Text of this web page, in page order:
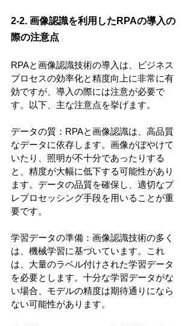
2-2. 画像認識を利用したRPAの導入の
際の注意点
RPAと画像認識技術の導入は、ビジネス
プロセスの効率化と精度向上に非常に有
効ですが、導入の際には注意が必要で
す。以下、主な注意点を挙げます。
データの質：RPAと画像認識は、高品質
なデータに依存します。画像がぼやけて
いたり、照明が不十分であったりする
と、精度が大幅に低下する可能性があり
ます。データの品質を確保し、適切なプ
レプロセッシング手段を用いることが重
要です。
学習データの準備：画像認識技術の多く
は、機械学習に基づいています。これ
は、大量のラベル付けされた学習データ
を必要とします。十分な学習データがな
い場合、モデルの精度は期待通りになら
ない可能性があります。